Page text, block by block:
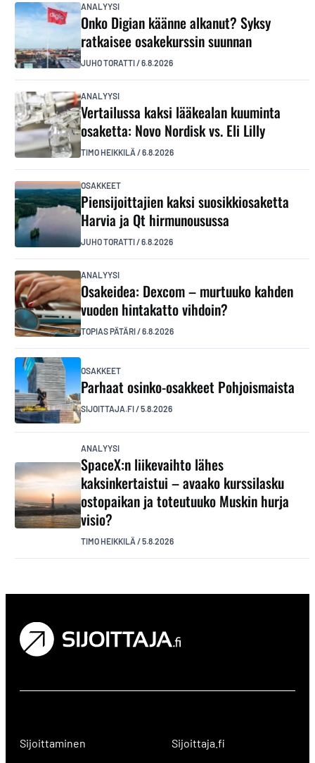
ANALYYSI
Onko Digian käänne alkanut? Syksy
ratkaisee osakekurssin suunnan
JUHO TORATTI/6.8.2026
ANALYYSI
Vertailussa kaksi lääkealan kuuminta
osaketta: Novo Nordisk vs. Eli Lilly
TIMO HEIKKILÄ /6.8.2026
OSAKKEET
Piensijoittajien kaksi suosikkiosaketta
Harvia ja Qt hirmunousussa
JUHO TORATTI/6.8.2026
ANALYYSI
Osakeidea: Dexcom – murtuuko kahden
vuoden hintakatto vihdoin?
TOPIAS PÄTÄRI/6.8.2026
OSAKKEET
Parhaat osinko-osakkeet Pohjoismaista
SIJOITTAJA.FI/5.8.2026
ANALYYSI
SpaceX:n liikevaihto lähes
kaksinkertaistui – avaako kurssilasku
ostopaikan ja toteutuuko Muskin hurja
visio?
TIMO HEIKKILÄ /5.8.2026
Sijoittaminen Sijoittaja.fi